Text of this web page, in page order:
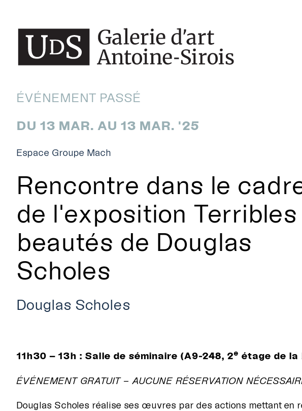
Rencontre dans le
de l'exposition Terribles
beautés de Douglas
Scholes
ÉVÉNEMENT PASSÉ
DU 13 MAR. AU 13 MAR. '25
Douglas Scholes
Espace Groupe Mach
11h30 – 13h : Salle de séminaire (A9-248, 2e étage de la
ÉVÉNEMENT GRATUIT – AUCUNE RÉSERVATION
Douglas Scholes réalise ses œuvres par des actions mettant en